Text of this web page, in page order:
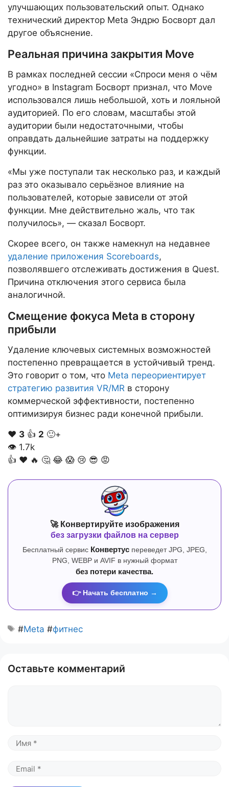
улучшающих пользовательский опыт. Однако
технический директор Meta Эндрю Босворт дал
другое объяснение.
Реальная причина закрытия Move
В рамках последней сессии «Спроси меня о чём
угодно» в Instagram Босворт признал, что Move
использовался лишь небольшой, хоть и лояльной
аудиторией. По его словам, масштабы этой
аудитории были недостаточными, чтобы
оправдать дальнейшие затраты на поддержку
функции.
«Мы уже поступали так несколько раз, и каждый
раз это оказывало серьёзное влияние на
пользователей, которые зависели от этой
функции. Мне действительно жаль, что так
получилось», — сказал Босворт.
Скорее всего, он также намекнул на недавнее
удаление приложения Scoreboards,
позволявшего отслеживать достижения в Quest.
Причина отключения этого сервиса была
аналогичной.
Смещение фокуса Meta в сторону
прибыли
Удаление ключевых системных возможностей
постепенно превращается в устойчивый тренд.
Это говорит о том, что Meta переориентирует
стратегию развития VR/MR в сторону
коммерческой эффективности, постепенно
оптимизируя бизнес ради конечной прибыли.
❤️ 3 👍 2 🙂+
👁 1.7k
👍 ❤️ 🔥 🤔 😂 😱 😢 😎 😡
🚀 Конвертируйте изображения
без загрузки файлов на сервер
Бесплатный сервис Конвертуспереведет JPG, JPEG,
PNG, WEBP и AVIF в нужный формат
без потери качества.
👉 Начать бесплатно →
#Meta #фитнес
Оставьте комментарий
Имя
Email